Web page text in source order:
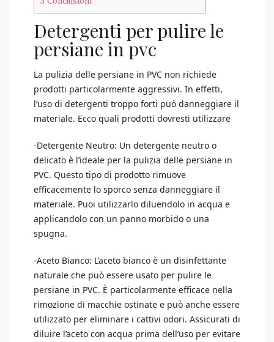
Detergenti per pulire le
persiane in pvc
La pulizia delle persiane in PVC non richiede
prodotti particolarmente aggressivi. In effetti,
l’uso di detergenti troppo forti può danneggiare il
materiale. Ecco quali prodotti dovresti utilizzare
-Detergente Neutro: Un detergente neutro o
delicato è l’ideale per la pulizia delle persiane in
PVC. Questo tipo di prodotto rimuove
efficacemente lo sporco senza danneggiare il
materiale. Puoi utilizzarlo diluendolo in acqua e
applicandolo con un panno morbido o una
spugna.
-Aceto Bianco: L’aceto bianco è un disinfettante
naturale che può essere usato per pulire le
persiane in PVC. È particolarmente efficace nella
rimozione di macchie ostinate e può anche essere
utilizzato per eliminare i cattivi odori. Assicurati di
diluire l’aceto con acqua prima dell’uso per evitare